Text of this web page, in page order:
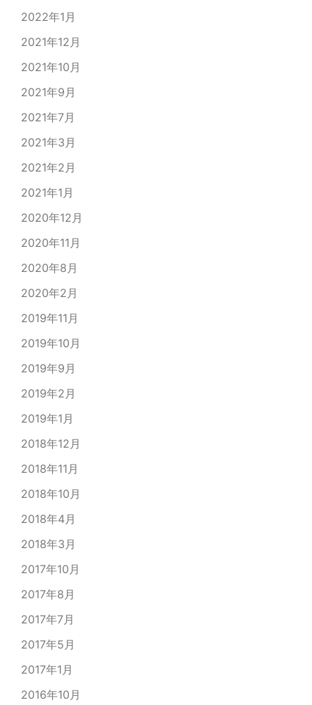
2022年1月
2021年12月
2021年10月
2021年9月
2021年7月
2021年3月
2021年2月
2021年1月
2020年12月
2020年11月
2020年8月
2020年2月
2019年11月
2019年10月
2019年9月
2019年2月
2019年1月
2018年12月
2018年11月
2018年10月
2018年4月
2018年3月
2017年10月
2017年8月
2017年7月
2017年5月
2017年1月
2016年10月